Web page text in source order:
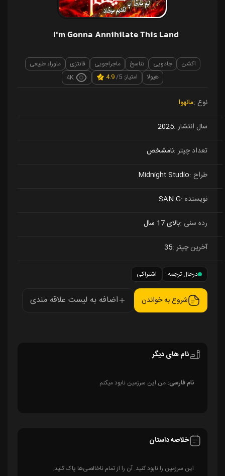
I'm Gonna Annihilate This Land
اکشن جادویی تناسخ ماجراجویی فانتزی
ماوراء طبیعی
هیولا
امتیاز: 5/ 4.9
4K
نوع مانهوا
سال انتشار 2025
تعداد چپتر نامشخص
طراح Midnight Studio
نویسنده SAN.G
رده سنی بالای 17 سال
آخرین چپتر 35
درحال ترجمه اشتراکی
شروع به خواندن اضافه به لیست علاقه مندی
نام های دیگر
نام فارسی: من این سرزمین نابود میکنم
خلاصه داستان
این سرزمین را نابود کنید. آن را از تمام ناخالصی‌ها پاک کنید.